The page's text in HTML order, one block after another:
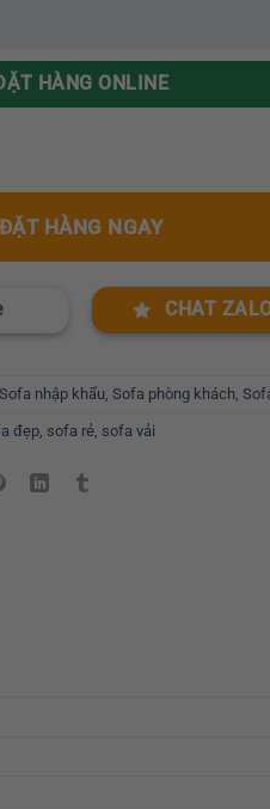
HÀNG ONLINE
nhập khẩu GR 003 số lượng
ĐẶT HÀNG NGAY
CHAT
Sofa nhập khẩu, Sofa phòng khách,
đẹp, sofa rẻ, sofa vải